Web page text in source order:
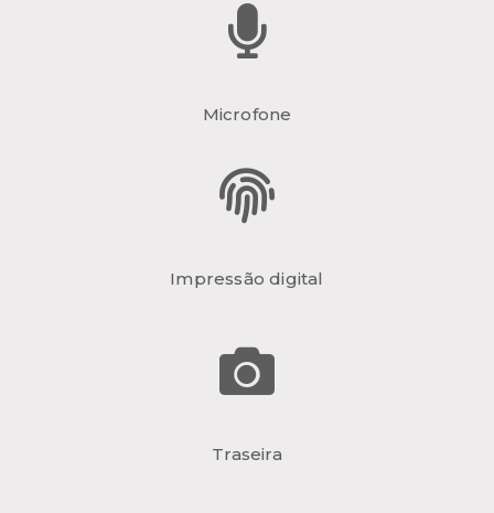
Microfone
Impressão digital
Traseira